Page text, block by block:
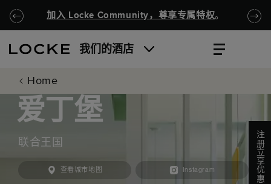
跳至主要内容
Locke.Header.SkipToNav
加入 Locke Community，尊享专属特权。
我们的酒店
Home
爱丁堡
联合王国
查看城市地图 Instagram 注册立享优惠